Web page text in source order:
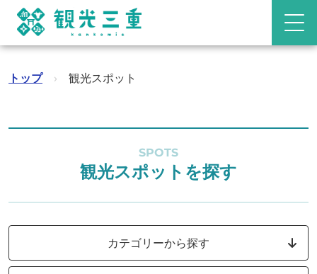
トップ › 観光スポット
SPOTS
観光スポットを探す
カテゴリーから探す